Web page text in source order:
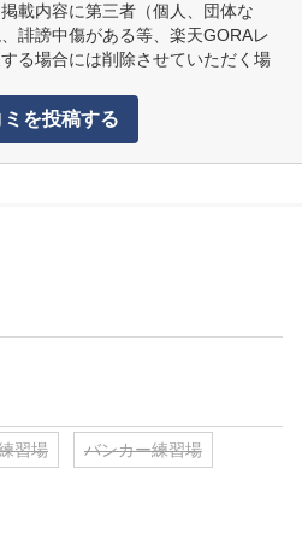
載内容に第三者（個人、団体な
誹謗中傷がある等、楽天GORAレ
る場合には削除させていただく場
を投稿する
習場 バンカー練習場